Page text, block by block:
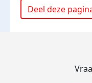
Deel deze